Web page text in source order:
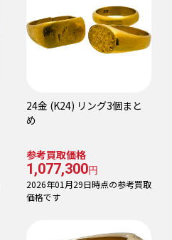
24金 (K24) リング3個まと
め
参考買取価格
1,077,300円
2026年01月29日時点の参考買取
価格です